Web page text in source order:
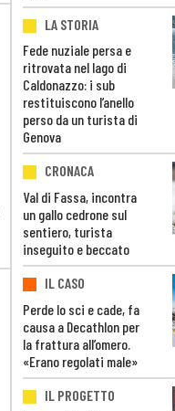
LA STORIA
Fede nuziale persa e
ritrovata nel lago di
Caldonazzo: i sub
restituiscono l’anello
perso da un turista di
Genova
CRONACA
Val di Fassa, incontra
un gallo cedrone sul
sentiero, turista
inseguito e beccato
IL CASO
Perde lo sci e cade, fa
causa a Decathlon per
la frattura all’omero.
«Erano regolati male»
IL PROGETTO